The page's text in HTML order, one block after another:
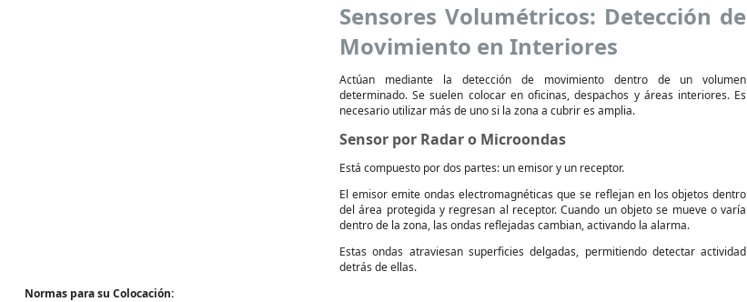
Sensores Volumétricos: Detección de
Movimiento en Interiores
Actúan mediante la detección de movimiento dentro de un volumen
determinado. Se suelen colocar en oficinas, despachos y áreas interiores. Es
necesario utilizar más de uno si la zona a cubrir es amplia.
Sensor por Radar o Microondas
Está compuesto por dos partes: un emisor y un receptor.
El emisor emite ondas electromagnéticas que se reflejan en los objetos dentro
del área protegida y regresan al receptor. Cuando un objeto se mueve o varía
dentro de la zona, las ondas reflejadas cambian, activando la alarma.
Estas ondas atraviesan superficies delgadas, permitiendo detectar actividad
detrás de ellas.
Normas para su Colocación: